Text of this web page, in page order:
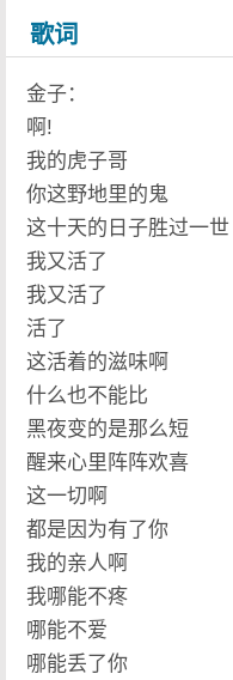
歌词
金子：
啊!
我的虎子哥
你这野地里的鬼
这十天的日子胜过一世
我又活了
我又活了
活了
这活着的滋味啊
什么也不能比
黑夜变的是那么短
醒来心里阵阵欢喜
这一切啊
都是因为有了你
我的亲人啊
我哪能不疼
哪能不爱
哪能丢了你